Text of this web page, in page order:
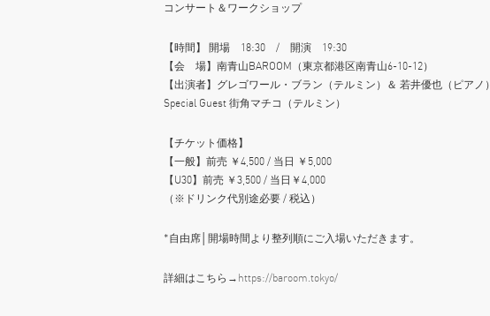
コンサート＆ワークショップ
【時間】 開場 18:30 / 開演 19:30
【会 場】南青山BAROOM（東京都港区南青山6-10-12）
【出演者】グレゴワール・ブラン（テルミン）＆ 若井優也（ピアノ）
Special Guest 街角マチコ（テルミン）
【チケット価格】
【一般】前売 ￥4,500 / 当日 ￥5,000
【U30】前売 ￥3,500 / 当日￥4,000
（※ドリンク代別途必要 / 税込）
*自由席│開場時間より整列順にご入場いただきます。
詳細はこちら→ https://baroom.tokyo/